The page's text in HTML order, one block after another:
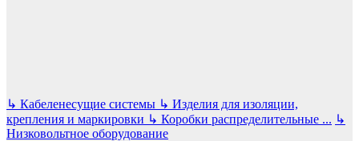
↳ Кабеленесущие системы ↳ Изделия для изоляции,
крепления и маркировки ↳ Коробки распределительные ... ↳
Низковольтное оборудование